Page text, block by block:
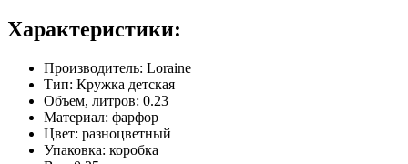
Характеристики:
Производитель: Loraine
Тип: Кружка детская
Объем, литров: 0.23
Материал: фарфор
Цвет: разноцветный
Упаковка: коробка